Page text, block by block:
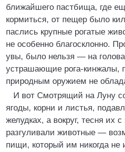
ближайшего пастбища, где
кормиться, от пещер было
паслись крупные рогатые
не особенно благосклонно.
увы, было нельзя — на
устрашающие рога-кинжалы,
природным оружием не
И вот Смотрящий на Луну
ягоды, корни и листья,
желудках, а вокруг, тесня их
разгуливали животные —
пищи, который им никогда не